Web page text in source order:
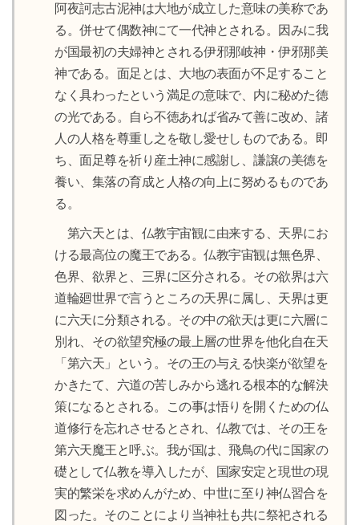
阿夜訶志古泥神は大地が成立した意味の美称であ
る。併せて偶数神にて一代神とされる。因みに我
が国最初の夫婦神とされる伊邪那岐神・伊邪那美
神である。面足とは、大地の表面が不足すること
なく具わったという満足の意味で、内に秘めた徳
の光である。自ら不徳あれば省みて善に改め、諸
人の人格を尊重し之を敬し愛せしものである。即
ち、面足尊を祈り産土神に感謝し、謙譲の美徳を
養い、集落の育成と人格の向上に努めるものであ
る。
第六天とは、仏教宇宙観に由来する、天界にお
ける最高位の魔王である。仏教宇宙観は無色界、
色界、欲界と、三界に区分される。その欲界は六
道輪廻世界で言うところの天界に属し、天界は更
に六天に分類される。その中の欲天は更に六層に
別れ、その欲望究極の最上層の世界を他化自在天
「第六天」という。その王の与える快楽が欲望を
かきたて、六道の苦しみから逃れる根本的な解決
策になるとされる。この事は悟りを開くための仏
道修行を忘れさせるとされ、仏教では、その王を
第六天魔王と呼ぶ。我が国は、飛鳥の代に国家の
礎として仏教を導入したが、国家安定と現世の現
実的繁栄を求めんがため、中世に至り神仏習合を
図った。そのことにより当神社も共に祭祀される